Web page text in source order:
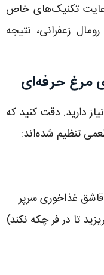
تکنیک‌های خاص
زعفرانی، نتیجه
مرغ حرفه‌ای
دارید. دقت کنید که
تنظیم شده‌اند: